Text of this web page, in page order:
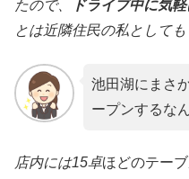
たので、
ドライブ中に気
とは近隣住民の私として
池田湖にまさ
ープンするな
店内には15卓ほどのテー